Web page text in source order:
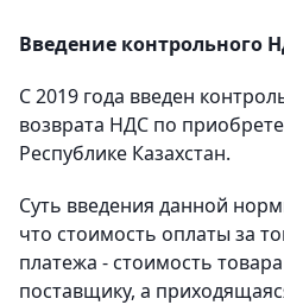
Введение контрольного
С 2019 года введен
возврата НДС по
Республике Казахстан.
Суть введения данной
что стоимость оплаты за
платежа - стоимость
поставщику, а